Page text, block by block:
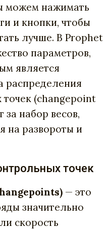
можем нажимать
и кнопки, чтобы
лучше. В Prophet
параметров,
является
распределения
точек (changepoint
набор весов,
на развороты и
точек
— это
значительно
скорость